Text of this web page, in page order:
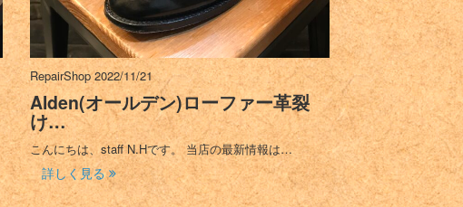
RepairShop2022/11/21
Alden(オールデン)ローファー革裂
け…
こんにちは、staff N.Hです。 当店の最新情報は…
詳しく見る